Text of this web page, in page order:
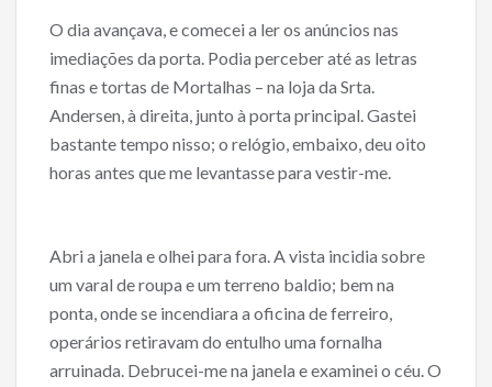
O dia avançava, e comecei a ler os anúncios nas
imediações da porta. Podia perceber até as letras
finas e tortas de Mortalhas – na loja da Srta.
Andersen, à direita, junto à porta principal. Gastei
bastante tempo nisso; o relógio, embaixo, deu oito
horas antes que me levantasse para vestir-me.
Abri a janela e olhei para fora. A vista incidia sobre
um varal de roupa e um terreno baldio; bem na
ponta, onde se incendiara a oficina de ferreiro,
operários retiravam do entulho uma fornalha
arruinada. Debrucei-me na janela e examinei o céu. O